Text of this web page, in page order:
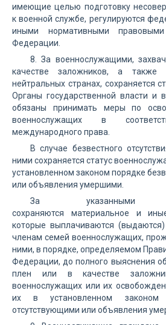
имеющие целью подготовку
к военной службе, регулируются
иными нормативными
Федерации.
8. За военнослужащими,
качестве заложников, а также
нейтральных странах, сохраняется
Органы государственной власти и
обязаны принимать меры по
военнослужащих в
международного права.
В случае безвестного
ними сохраняется статус
установленном законом порядке
или объявления умершими.
За указанными
сохраняются материальное и
которые выплачиваются
членам семей военнослужащих,
ними, в порядке, определяемом
Федерации, до полного выяснения
плен или в качестве
военнослужащих или их
их в установленном законом
отсутствующими или объявления